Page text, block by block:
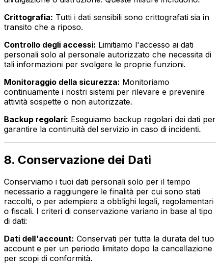
Crittografia: Tutti i dati sensibili sono crittografati sia in
transito che a riposo.
Controllo degli accessi: Limitiamo l'accesso ai dati
personali solo al personale autorizzato che necessita di
tali informazioni per svolgere le proprie funzioni.
Monitoraggio della sicurezza: Monitoriamo
continuamente i nostri sistemi per rilevare e prevenire
attività sospette o non autorizzate.
Backup regolari: Eseguiamo backup regolari dei dati per
garantire la continuità del servizio in caso di incidenti.
8. Conservazione dei Dati
Conserviamo i tuoi dati personali solo per il tempo
necessario a raggiungere le finalità per cui sono stati
raccolti, o per adempiere a obblighi legali, regolamentari
o fiscali. I criteri di conservazione variano in base al tipo
di dati:
Dati dell'account: Conservati per tutta la durata del tuo
account e per un periodo limitato dopo la cancellazione
per scopi di conformità.